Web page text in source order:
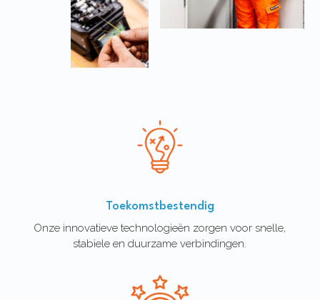
Toekomstbestendig
Onze innovatieve technologieën zorgen voor snelle,
stabiele en duurzame verbindingen.